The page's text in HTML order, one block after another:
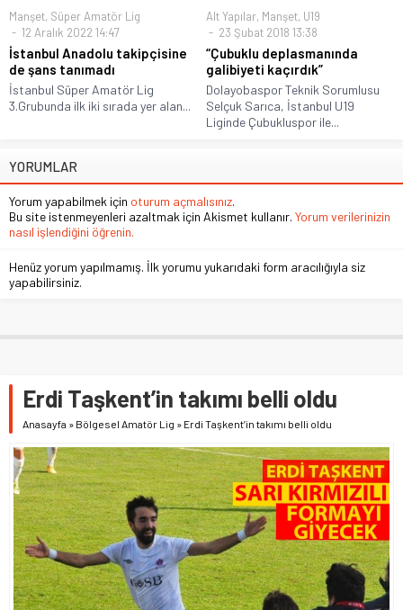
Manşet, Süper Amatör Lig
12 Aralık 2022 14:47
İstanbul Anadolu takipçisine
de şans tanımadı
İstanbul Süper Amatör Lig
3.Grubunda ilk iki sırada yer alan...
Alt Yapılar, Manşet, U19
23 Şubat 2018 13:38
“Çubuklu deplasmanında
galibiyeti kaçırdık”
Dolayobaspor Teknik Sorumlusu
Selçuk Sarıca, İstanbul U19
Liginde Çubukluspor ile...
YORUMLAR
Yorum yapabilmek için oturum açmalısınız.
Bu site istenmeyenleri azaltmak için Akismet kullanır. Yorum verilerinizin
nasıl işlendiğini öğrenin.
Henüz yorum yapılmamış. İlk yorumu yukarıdaki form aracılığıyla siz
yapabilirsiniz.
Erdi Taşkent’in takımı belli oldu
Anasayfa » Bölgesel Amatör Lig » Erdi Taşkent’in takımı belli oldu